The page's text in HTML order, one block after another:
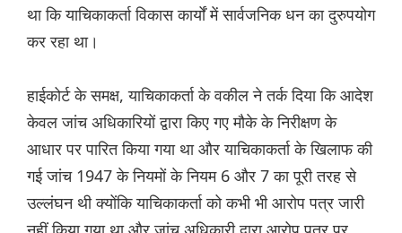
था कि याचिकाकर्ता विकास कार्यों में सार्वजनिक धन का दुरुपयोग
कर रहा था।
हाईकोर्ट के समक्ष, याचिकाकर्ता के वकील ने तर्क दिया कि आदेश
केवल जांच अधिकारियों द्वारा किए गए मौके के निरीक्षण के
आधार पर पारित किया गया था और याचिकाकर्ता के खिलाफ की
गई जांच 1947 के नियमों के नियम 6 और 7 का पूरी तरह से
उल्लंघन थी क्योंकि याचिकाकर्ता को कभी भी आरोप पत्र जारी